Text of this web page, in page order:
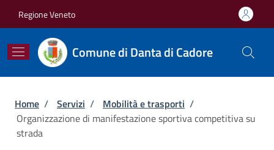
Regione Veneto
Comune di Danta di Cadore
Briciole di pane
Home / Servizi / Mobilità e trasporti /
Organizzazione di manifestazione sportiva competitiva su
strada